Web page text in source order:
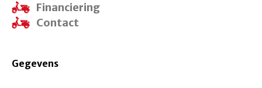
Financiering
Contact
Gegevens